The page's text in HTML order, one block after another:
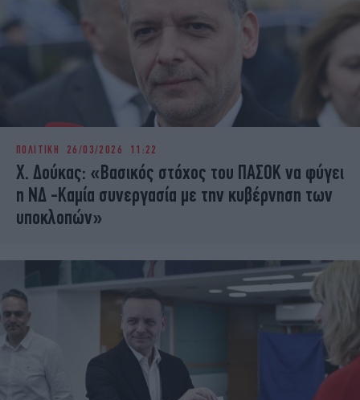
ΠΟΛΙΤΙΚΗ 26/03/2026 11:22
Χ. Δούκας: «Βασικός στόχος του ΠΑΣΟΚ να φύγει
η ΝΔ -Καμία συνεργασία με την κυβέρνηση των
υποκλοπών»